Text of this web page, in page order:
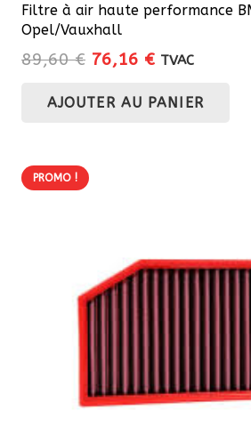
Filtre à air haute performance
Opel/Vauxhall
89,60€ Le
initial
76,16 €Le
actuel
TVAC
AJOUTER AU PANIER
PROMO !